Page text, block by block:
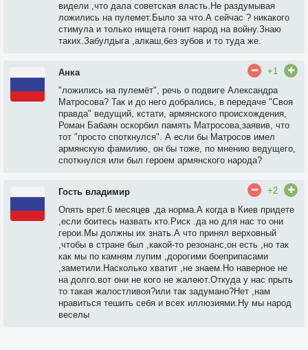
видели ,что дала советская власть.Не раздумывая
ложились на пулемет.Было за что.А сейчас ? никакого
стимула и только нищета гонит народ на войну.Знаю
таких.Забулдыга ,алкаш,без зубов и то туда же.
Анка
+1
"ложились на пулемёт", речь о подвиге Александра
Матросова? Так и до него добрались, в передаче "Своя
правда" ведущий, кстати, армянского происхождения,
Роман Бабаян оскорбил память Матросова,заявив, что
тот "просто споткнулся". А если бы Матросов имел
армянскую фамилию, он бы тоже, по мнению ведущего,
споткнулся или был героем армянского народа?
Гость владимир
+2
Опять врет.6 месяцев ,да норма.А когда в Киев придете
,если боитесь назвать кто.Риск .да но для нас то они
герои.Мы должны их знать.А что принял верховный
,чтобы в стране был ,какой-то резонанс,он есть ,но так
как мы по камням лупим ,дорогими боеприпасами
,заметили.Насколько хватит ,не знаем.Но наверное не
на долго.вот они не кого не жалеют.Откуда у нас прыть
то такая жалостливоя?или так задумано?Нет ,нам
нравиться тешить себя и всех иллюзиями.Ну мы народ
веселы